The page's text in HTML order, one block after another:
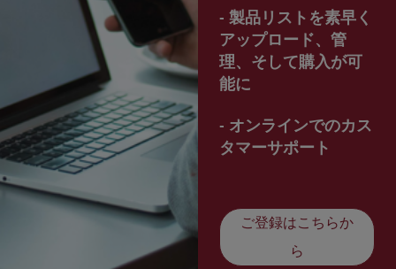
- 製品リストを素早く
アップロード、管
理、そして購入が可
能に
- オンラインでのカス
タマーサポート
ご登録はこちらか
ら